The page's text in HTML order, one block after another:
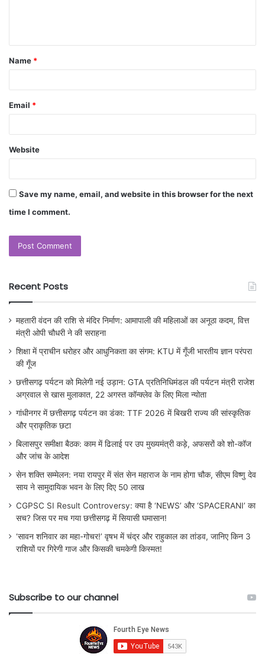
Name *
Email *
Website
Save my name, email, and website in this browser for the next
time I comment.
Recent Posts
महतारी वंदन की राशि से मंदिर निर्माण: आमापाली की महिलाओं का अनूठा कदम, वित्त
मंत्री ओपी चौधरी ने की सराहना
शिक्षा में प्राचीन धरोहर और आधुनिकता का संगम: KTU में गूँजी भारतीय ज्ञान परंपरा
की गूँज
छत्तीसगढ़ पर्यटन को मिलेगी नई उड़ान: GTA प्रतिनिधिमंडल की पर्यटन मंत्री राजेश
अग्रवाल से खास मुलाकात, 22 अगस्त कॉन्क्लेव के लिए मिला न्योता
गांधीनगर में छत्तीसगढ़ पर्यटन का डंका: TTF 2026 में बिखरी राज्य की सांस्कृतिक
और प्राकृतिक छटा
बिलासपुर समीक्षा बैठक: काम में ढिलाई पर उप मुख्यमंत्री कड़े, अफसरों को शो-कॉज
और जांच के आदेश
सेन शक्ति सम्मेलन: नया रायपुर में संत सेन महाराज के नाम होगा चौक, सीएम विष्णु देव
साय ने सामुदायिक भवन के लिए दिए 50 लाख
CGPSC SI Result Controversy: क्या है ‘NEWS’ और ‘SPACERANI’ का
सच? जिस पर मच गया छत्तीसगढ़ में सियासी घमासान!
‘सावन शनिवार का महा-गोचर!’ वृषभ में चंद्र और राहुकाल का तांडव, जानिए किन 3
राशियों पर गिरेगी गाज और किसकी चमकेगी किस्मत!
Subscribe to our channel